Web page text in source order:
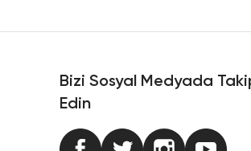
Bizi Sosyal Medyada
Edin